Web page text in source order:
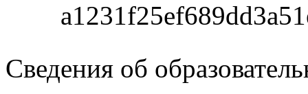
Сведения об